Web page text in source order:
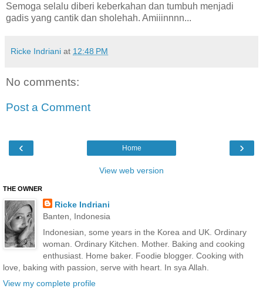
Semoga selalu diberi keberkahan dan tumbuh menjadi
gadis yang cantik dan sholehah. Amiiinnnn...
Ricke Indriani at 12:48 PM
No comments:
Post a Comment
‹ ›
Home
View web version
THE OWNER
Ricke Indriani
Banten, Indonesia
Indonesian, some years in the Korea and UK. Ordinary
woman. Ordinary Kitchen. Mother. Baking and cooking
enthusiast. Home baker. Foodie blogger. Cooking with
love, baking with passion, serve with heart. In sya Allah.
View my complete profile